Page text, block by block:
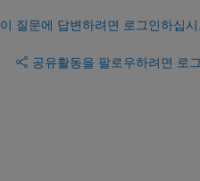
이 질문에 답변하려면 로그인하십시
공유활동을 팔로우하려면 로